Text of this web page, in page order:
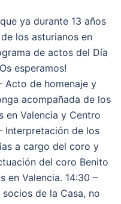
ya durante 13 años
los asturianos en
de actos del Día
esperamos!
Acto de homenaje y
acompañada de los
en Valencia y Centro
Interpretación de los
a cargo del coro y
del coro Benito
en Valencia. 14:30 –
de la Casa, no